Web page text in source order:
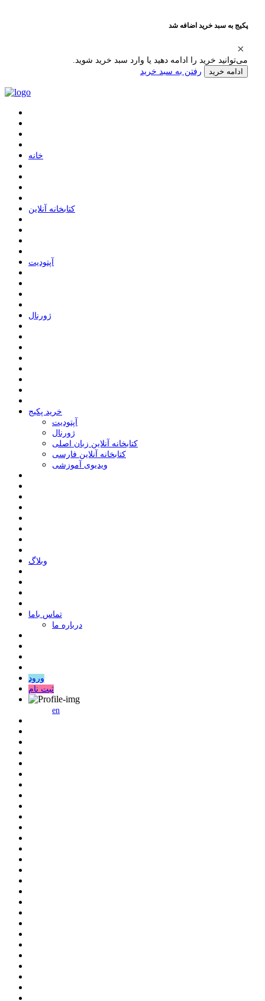
پکیج به سبد خرید اضافه شد
می‌توانید خرید را ادامه دهید یا وارد سبد خرید شوید.
ادامه خرید رفتن به سبد خرید
ﺧﺎﻧﻪ
ﮐﺘﺎﺑﺨﺎﻧﻪ ﺁﻧﻼﯾﻦ
ﺁﭘﺘﻮﺩﯾﺖ
ﮊﻭﺭﻧﺎﻝ
خرید پکیج
ﺁﭘﺘﻮﺩﯾﺖ
ﮊﻭﺭﻧﺎﻝ
کتابخانه آنلاین زبان اصلی
کتابخانه آنلاین فارسی
ویدیوی آموزشی
وبلاگ
ﺗﻤﺎﺱ ﺑﺎﻣﺎ
درباره ما
ورود
ثبت نام
en